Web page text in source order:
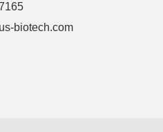
biotech.com